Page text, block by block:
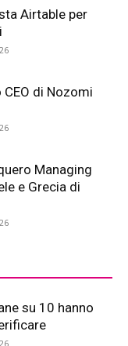
Airtable per
di Nozomi
Managing
e Grecia di
su 10 hanno